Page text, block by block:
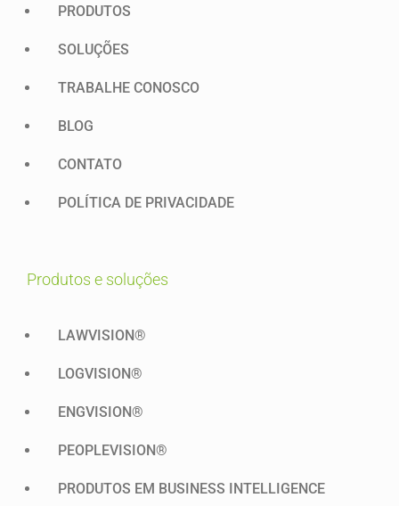
PRODUTOS
SOLUÇÕES
TRABALHE CONOSCO
BLOG
CONTATO
POLÍTICA DE PRIVACIDADE
produtos e soluções
LAWVISION®
LOGVISION®
ENGVISION®
PEOPLEVISION®
PRODUTOS EM BUSINESS INTELLIGENCE